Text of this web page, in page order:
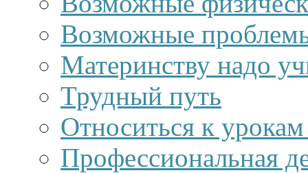
Возможные
Материнству надо
Трудный путь
Относиться к
Профессиональная